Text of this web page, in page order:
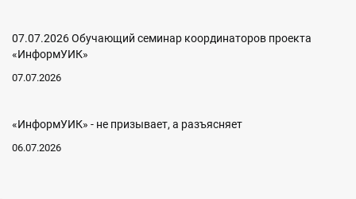
07.07.2026 Обучающий семинар координаторов проекта
«ИнформУИК»
07.07.2026
«ИнформУИК» - не призывает, а разъясняет
06.07.2026